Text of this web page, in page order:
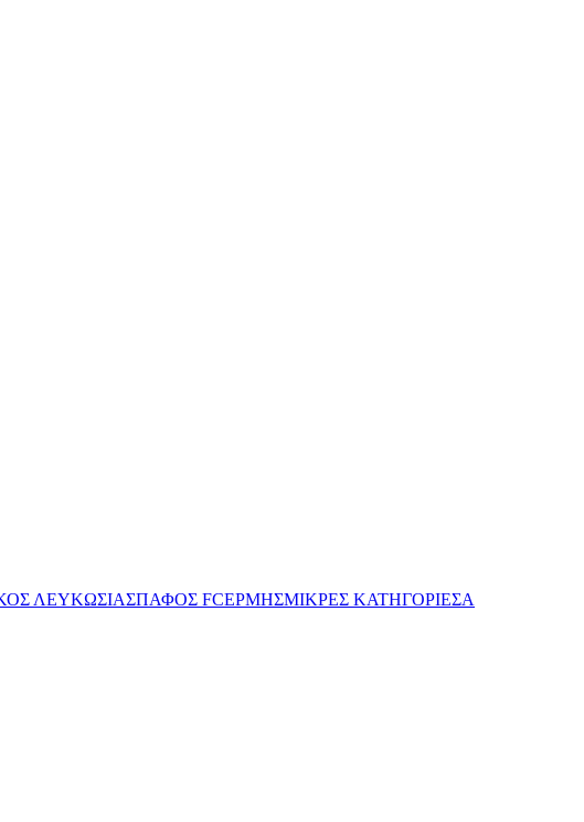
ΛΕΥΚΩΣΙΑΣΠΑΦΟΣ FCΕΡΜΗΣΜΙΚΡΕΣ ΚΑΤΗΓΟΡΙΕΣΑ